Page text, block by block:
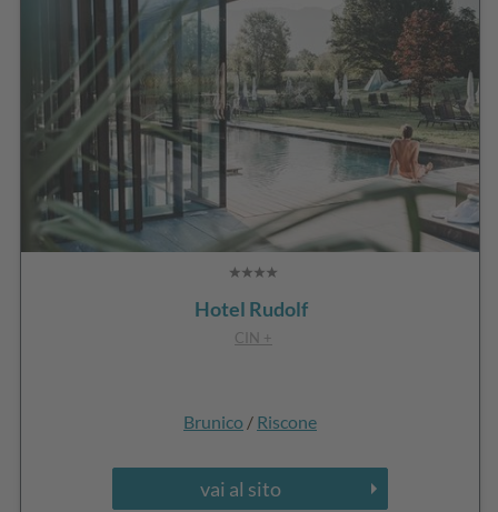
Hotel Rudolf
CIN +
Brunico / Riscone
vai al sito